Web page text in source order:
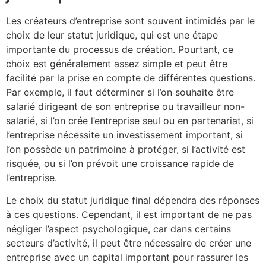
Les créateurs d’entreprise sont souvent intimidés par le
choix de leur statut juridique, qui est une étape
importante du processus de création. Pourtant, ce
choix est généralement assez simple et peut être
facilité par la prise en compte de différentes questions.
Par exemple, il faut déterminer si l’on souhaite être
salarié dirigeant de son entreprise ou travailleur non-
salarié, si l’on crée l’entreprise seul ou en partenariat, si
l’entreprise nécessite un investissement important, si
l’on possède un patrimoine à protéger, si l’activité est
risquée, ou si l’on prévoit une croissance rapide de
l’entreprise.
Le choix du statut juridique final dépendra des réponses
à ces questions. Cependant, il est important de ne pas
négliger l’aspect psychologique, car dans certains
secteurs d’activité, il peut être nécessaire de créer une
entreprise avec un capital important pour rassurer les